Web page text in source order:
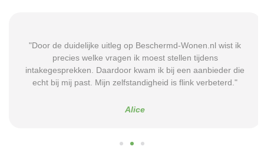
"Door de duidelijke uitleg op Beschermd-Wonen.nl wist ik
precies welke vragen ik moest stellen tijdens
intakegesprekken. Daardoor kwam ik bij een aanbieder die
echt bij mij past. Mijn zelfstandigheid is flink verbeterd."
Alice